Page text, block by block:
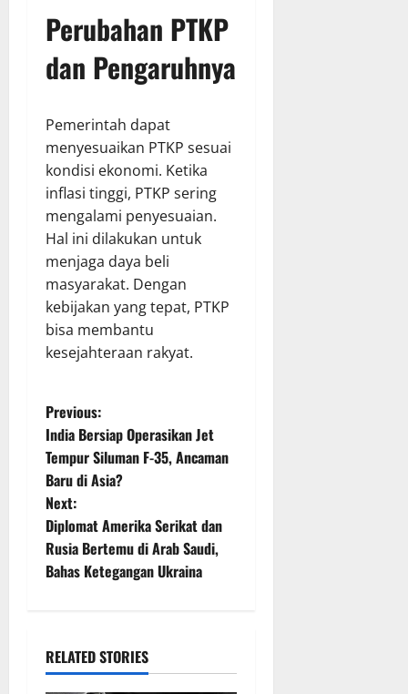
Perubahan PTKP
dan Pengaruhnya
Pemerintah dapat
menyesuaikan PTKP sesuai
kondisi ekonomi. Ketika
inflasi tinggi, PTKP sering
mengalami penyesuaian.
Hal ini dilakukan untuk
menjaga daya beli
masyarakat. Dengan
kebijakan yang tepat, PTKP
bisa membantu
kesejahteraan rakyat.
P
o
s
t
n
v
Previous:
India Bersiap Operasikan Jet
Tempur Siluman F-35, Ancaman
Baru di Asia?
Next:
Diplomat Amerika Serikat dan
Rusia Bertemu di Arab Saudi,
Bahas Ketegangan Ukraina
RELATED STORIES